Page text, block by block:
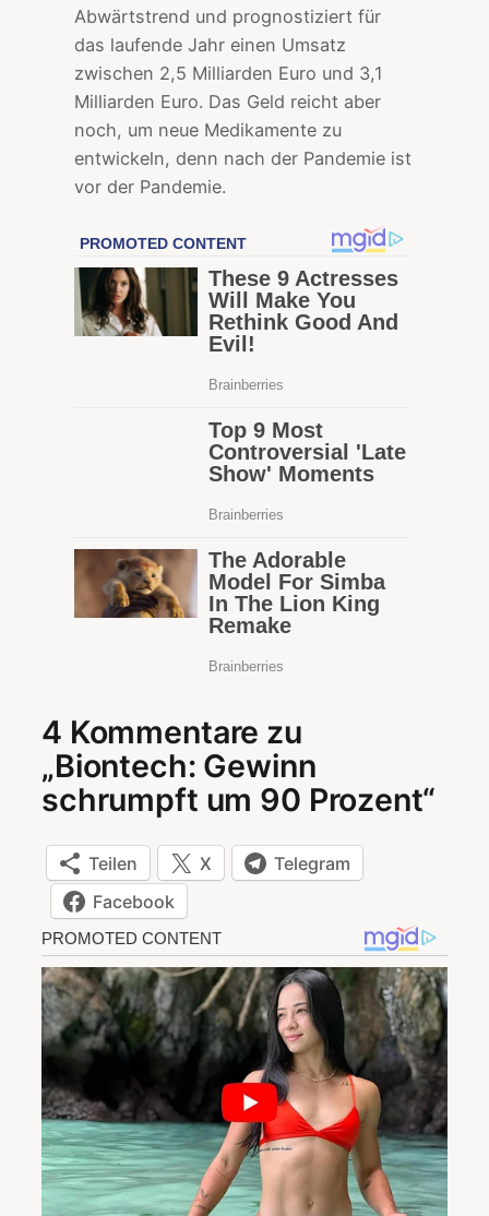
Abwärtstrend und prognostiziert für
das laufende Jahr einen Umsatz
zwischen 2,5 Milliarden Euro und 3,1
Milliarden Euro. Das Geld reicht aber
noch, um neue Medikamente zu
entwickeln, denn nach der Pandemie ist
vor der Pandemie.
4 Kommentare zu
„Biontech: Gewinn
schrumpft um 90 Prozent“
Teilen X
Telegram
Facebook